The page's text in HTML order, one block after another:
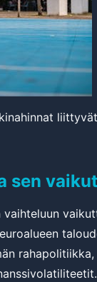
sen
vaihteluun